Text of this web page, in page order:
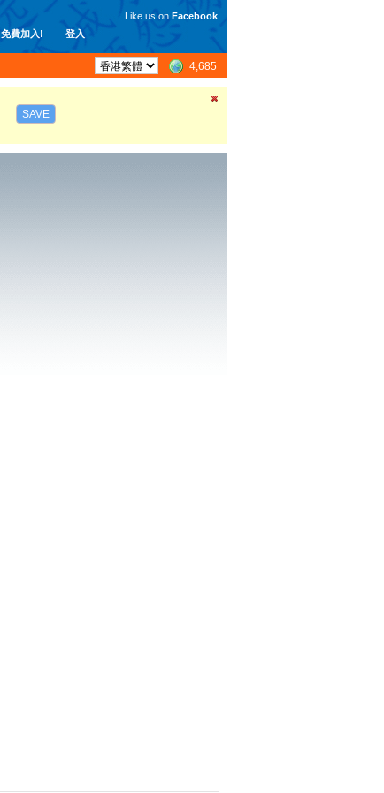
免費加入! 登入
Like us on Facebook
4,685
SAVE